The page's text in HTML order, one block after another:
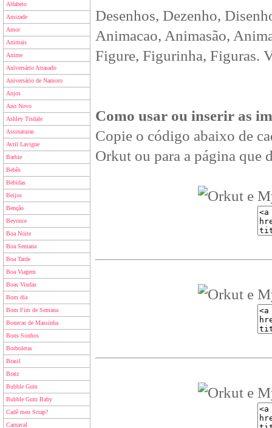
Alfabeto
Amizade
Amor
Animais
Anime
Aniversário Atrasado
Aniversário de Namoro
Anjos
Ano Novo
Ashley Tisdale
Assinaturas
Avril Lavigne
Barbie
Bebês
Bebidas
Beijos
Benção
Beyonce
Boa Noite
Boa Semana
Boa Tarde
Boa Viagem
Boas Vindas
Bom dia
Bom Fim de Semana
Bonecas de Massinha
Bons Sonhos
Borboletas
Brasil
Bratz
Bubble Gum
Bubble Gum Baby
Cadê meu Scrap?
Carnaval
Desenhos, Dezenho,
Animacao, Animasão,
Figure, Figurinha, Figuras.
Como usar ou inserir as
Copie o código abaixo de
Orkut ou para a página que